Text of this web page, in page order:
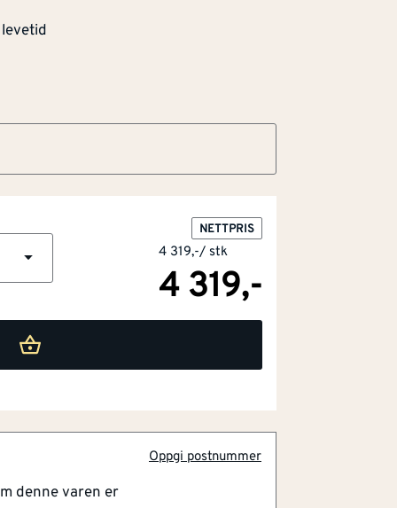
NETTPRIS
4 319,-/ stk
4 319,-
Oppgi postnummer
denne varen er